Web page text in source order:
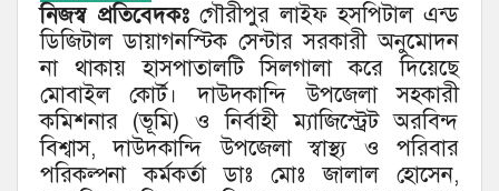
নিজস্ব প্রতিবেদকঃ গৌরীপুর লাইফ হসপিটাল এন্ড
ডিজিটাল ডায়াগনস্টিক সেন্টার সরকারী অনুমোদন
না থাকায় হাসপাতালটি সিলগালা করে দিয়েছে
মোবাইল কোর্ট। দাউদকান্দি উপজেলা সহকারী
কমিশনার (ভূমি) ও নির্বাহী ম্যাজিস্ট্রেট অরবিন্দ
বিশ্বাস, দাউদকান্দি উপজেলা স্বাস্থ্য ও পরিবার
পরিকল্পনা কর্মকর্তা ডাঃ মোঃ জালাল হোসেন,